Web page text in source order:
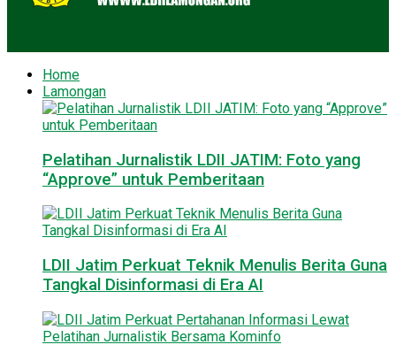
Home
Lamongan
Pelatihan Jurnalistik LDII JATIM: Foto yang
“Approve” untuk Pemberitaan
LDII Jatim Perkuat Teknik Menulis Berita Guna
Tangkal Disinformasi di Era AI